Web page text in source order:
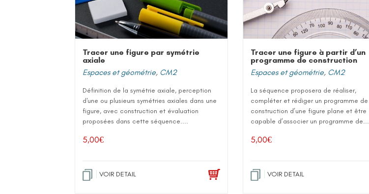
Tracer une figure par symétrie
axiale
Espaces et géométrie, CM2
Définition de la symétrie axiale, perception
d'une ou plusieurs symétries axiales dans une
figure, avec construction et évaluation
proposées dans cette séquence....
5,00€
VOIR DETAIL
Tracer une figure à partir d’un
programme de construction
Espaces et géométrie, CM2
La séquence proposera de réaliser,
compléter et rédiger un programme de
construction d’une figure plane et être
capable d’associer un programme de...
5,00€
VOIR DETAIL